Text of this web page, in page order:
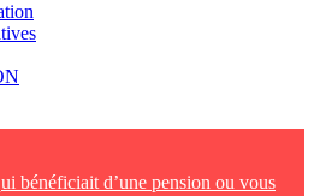
bénéficiait d’une pension ou vous